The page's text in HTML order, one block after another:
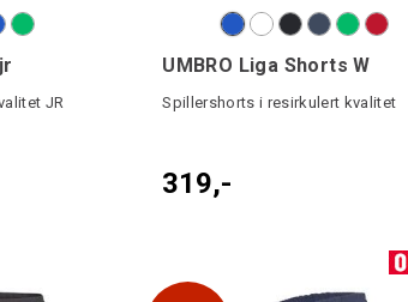
JR
UMBRO Liga Shorts W
Spillershorts i resirkulert kvalitet
319,-